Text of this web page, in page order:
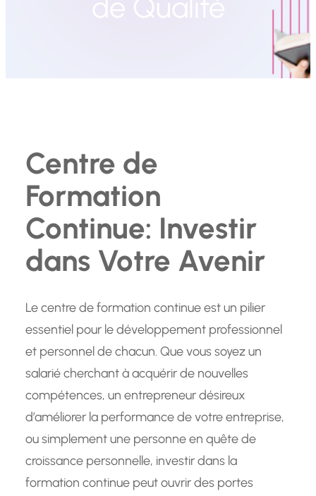
Centre de
Formation
Continue: Investir
dans Votre Avenir
Le centre de formation continue est un pilier
essentiel pour le développement professionnel
et personnel de chacun. Que vous soyez un
salarié cherchant à acquérir de nouvelles
compétences, un entrepreneur désireux
d’améliorer la performance de votre entreprise,
ou simplement une personne en quête de
croissance personnelle, investir dans la
formation continue peut ouvrir des portes